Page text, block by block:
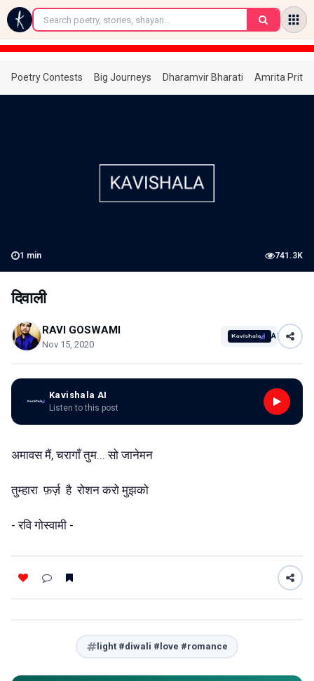
←
Poetry Contests Big Journeys Dharamvir Bharati Amrita
1 min 741.3K
दिवाली
RAVI GOSWAMI
Nov 15, 2020
AI
Kavishala AI
Listen to this post
अमावस मैं, चरागाँ तुम... सो जानेमन
तुम्हारा फ़र्ज़ है रोशन करो मुझको
- रवि गोस्वामी -
light #diwali #love #romance